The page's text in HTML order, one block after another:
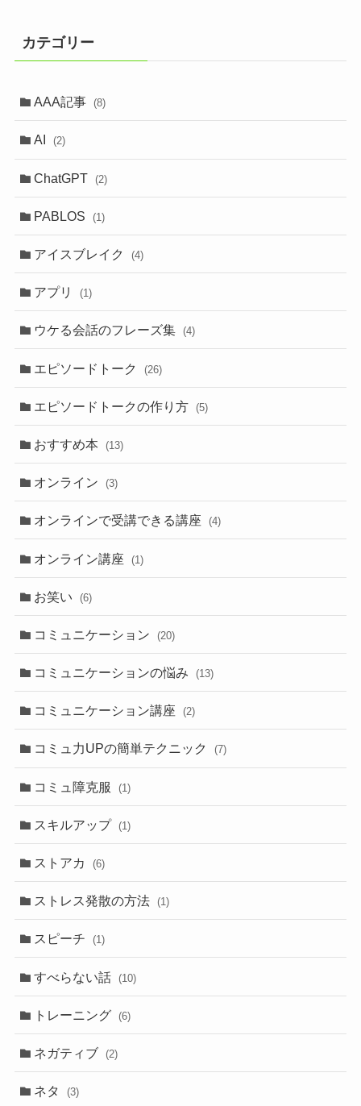
カテゴリー
AAA記事 (8)
AI (2)
ChatGPT (2)
PABLOS (1)
アイスブレイク (4)
アプリ (1)
ウケる会話のフレーズ集 (4)
エピソードトーク (26)
エピソードトークの作り方 (5)
おすすめ本 (13)
オンライン (3)
オンラインで受講できる講座 (4)
オンライン講座 (1)
お笑い (6)
コミュニケーション (20)
コミュニケーションの悩み (13)
コミュニケーション講座 (2)
コミュ力UPの簡単テクニック (7)
コミュ障克服 (1)
スキルアップ (1)
ストアカ (6)
ストレス発散の方法 (1)
スピーチ (1)
すべらない話 (10)
トレーニング (6)
ネガティブ (2)
ネタ (3)